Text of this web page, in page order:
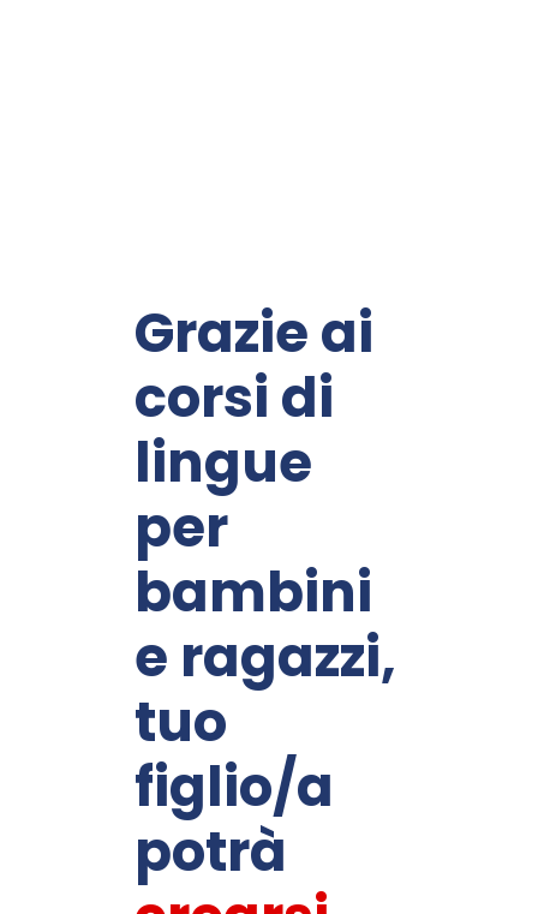
Grazie ai
corsi di
lingue
per
bambini
e ragazzi,
tuo
figlio/a
potrà